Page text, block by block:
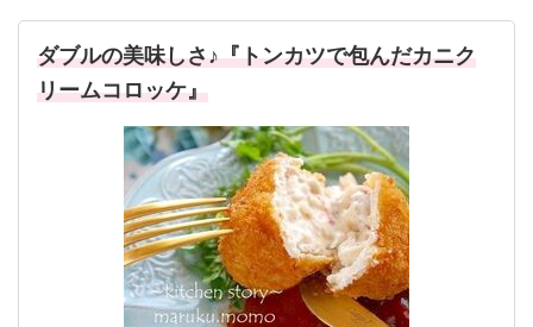
ダブルの美味しさ♪『トンカツで包んだカニク
リームコロッケ』